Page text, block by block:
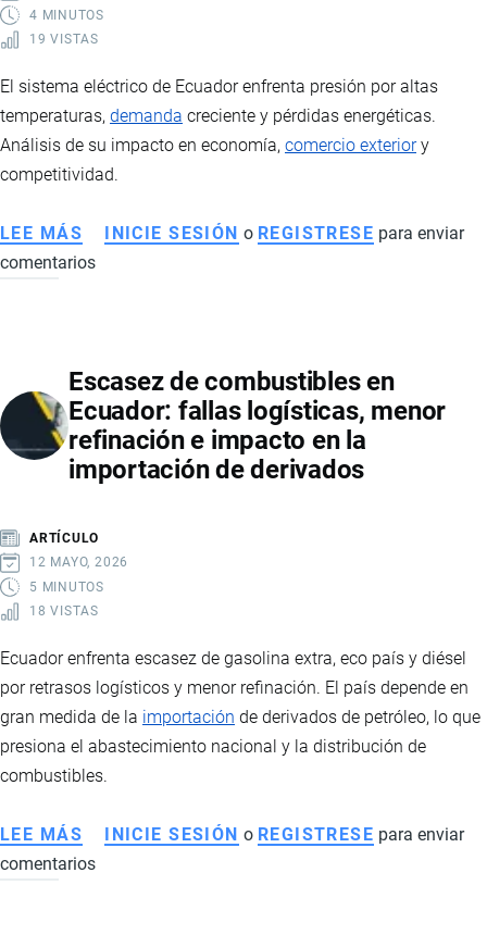
Y
EL
4 MINUTOS
19 VISTAS
El sistema eléctrico de Ecuador enfrenta presión por altas
temperaturas, demanda creciente y pérdidas energéticas.
Análisis de su impacto en economía, comercio exteriory
competitividad.
LEE MÁS SOBRE
CRISIS
IMPACTO
EN
ECONOMÍA,
COMERCIO
INTERNACIONAL
INICIE SESIÓN o REGISTRESE para enviar
comentarios
Escasez de combustibles en
Ecuador: fallas logísticas, menor
refinación e impacto en la
importación de derivados
ARTÍCULO
12 MAYO, 2026
5 MINUTOS
18 VISTAS
Ecuador enfrenta escasez de gasolina extra, eco país y diésel
por retrasos logísticos y menor refinación. El país depende en
gran medida de la importación de derivados de petróleo, lo que
presiona el abastecimiento nacional y la distribución de
combustibles.
LEE MÁS SOBRE
ESCASEZ
INICIE SESIÓN o REGISTRESE para enviar
comentarios